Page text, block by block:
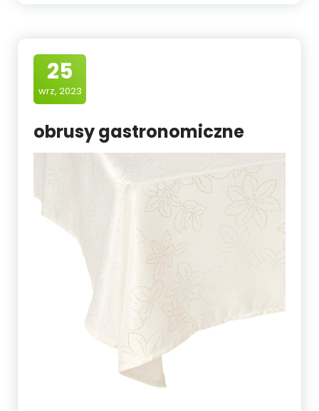
25
wrz, 2023
obrusy gastronomiczne